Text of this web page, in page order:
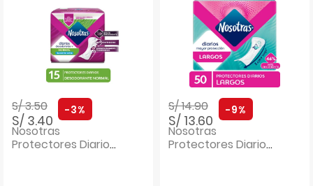
Precio rebajado de
S/ 3.50a
S/ 3.40
-3%
Nosotras
Protectores Diarios
Precio rebajado de
S/ 14.90a
S/ 13.60
-9%
Nosotras
Protectores Diarios